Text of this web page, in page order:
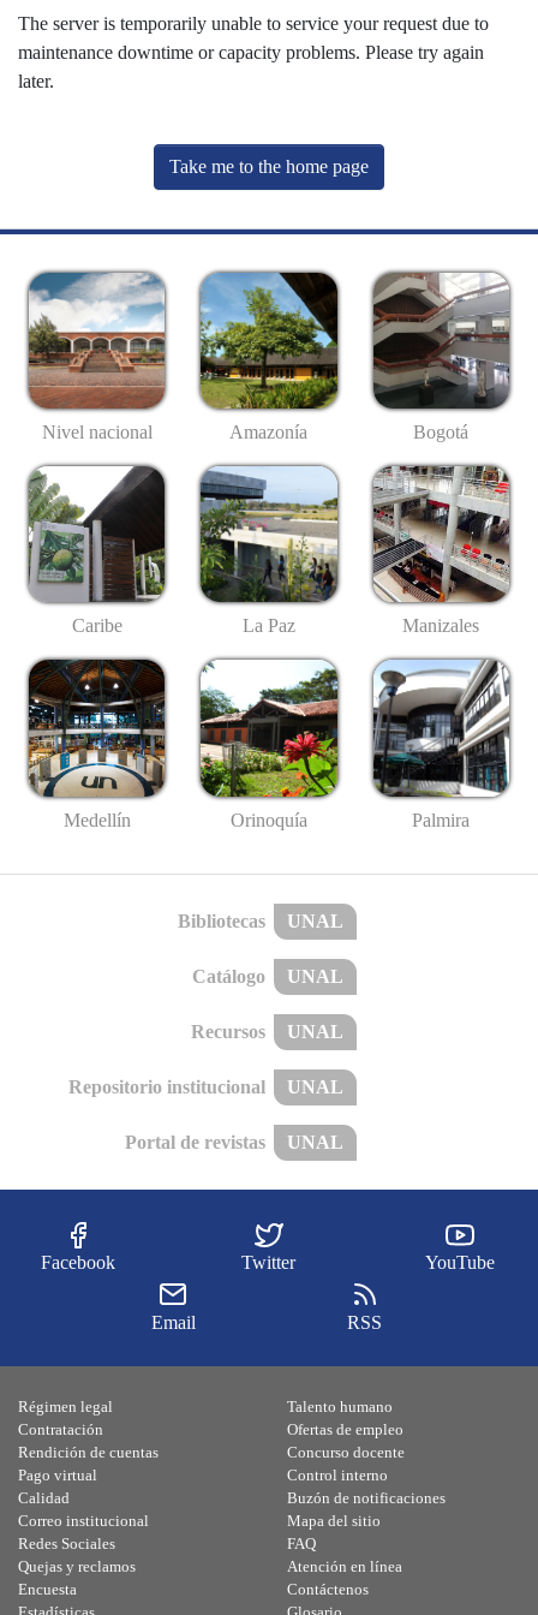
The server is temporarily unable to service your request due to
maintenance downtime or capacity problems. Please try again
later.
Take me to the home page
Nivel nacional Amazonía Bogotá
Caribe La Paz Manizales
Medellín Orinoquía Palmira
Bibliotecas UNAL
Catálogo UNAL
Recursos UNAL
Repositorio institucional UNAL
Portal de revistas UNAL
Facebook Twitter YouTube
Email RSS
Régimen legal
Contratación
Rendición de cuentas
Pago virtual
Calidad
Talento humano
Ofertas de empleo
Concurso docente
Control interno
Buzón de notificaciones
Correo institucional
Redes Sociales
Quejas y reclamos
Encuesta
Mapa del sitio
FAQ
Atención en línea
Contáctenos